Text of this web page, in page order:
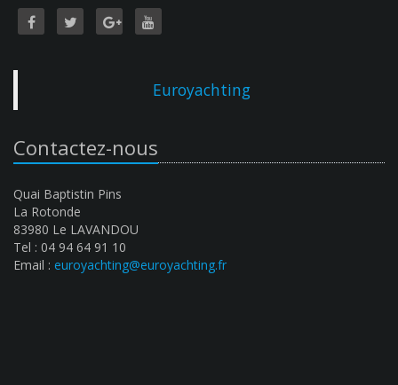
Euroyachting
Contactez-nous
Quai Baptistin Pins
La Rotonde
83980 Le LAVANDOU
Tel : 04 94 64 91 10
Email : euroyachting@euroyachting.fr